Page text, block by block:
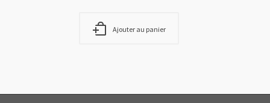
Ajouter au panier